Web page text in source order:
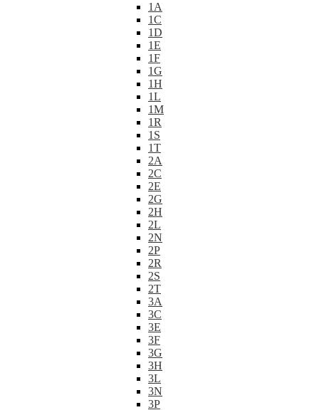
1A
1C
1D
1E
1F
1G
1H
1L
1M
1R
1S
1T
2A
2C
2E
2G
2H
2L
2N
2P
2R
2S
2T
3A
3C
3E
3F
3G
3H
3L
3N
3P